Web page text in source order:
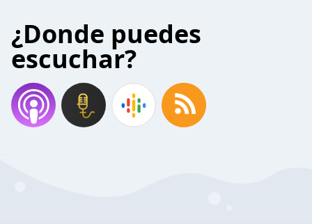
¿Donde puedes
escuchar?